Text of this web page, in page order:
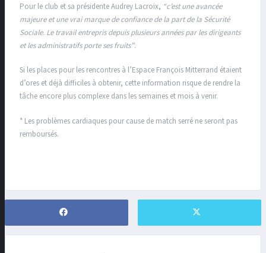
Pour le club et sa présidente Audrey Lacroix, “c’est une avancée
majeure et une vrai marque de confiance de la part de la Sécurité
Sociale. Le travail entrepris depuis plusieurs années par les dirigeants
et les administratifs porte ses fruits”.
Si les places pour les rencontres à l’Espace François Mitterrand étaient
d’ores et déjà difficiles à obtenir, cette information risque de rendre la
tâche encore plus complexe dans les semaines et mois à venir.
* Les problèmes cardiaques pour cause de match serré ne seront pas
remboursés.